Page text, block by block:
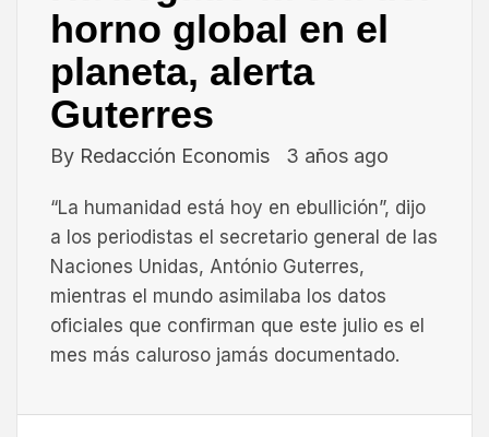
horno global en el
planeta, alerta
Guterres
By Redacción Economis 3 años ago
“La humanidad está hoy en ebullición”, dijo
a los periodistas el secretario general de las
Naciones Unidas, António Guterres,
mientras el mundo asimilaba los datos
oficiales que confirman que este julio es el
mes más caluroso jamás documentado.